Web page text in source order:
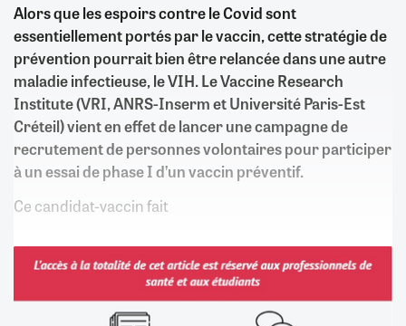
Alors que les espoirs contre le Covid sont
essentiellement portés par le vaccin, cette stratégie de
prévention pourrait bien être relancée dans une autre
maladie infectieuse, le VIH. Le Vaccine Research
Institute (VRI, ANRS-Inserm et Université Paris-Est
Créteil) vient en effet de lancer une campagne de
recrutement de personnes volontaires pour participer
à un essai de phase I d’un vaccin préventif.
Ce candidat-vaccin fait